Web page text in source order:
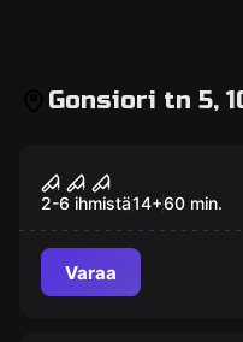
Gonsiori tn 5,
Freddie
2-6 ihmistä14+60 min.
Varaa